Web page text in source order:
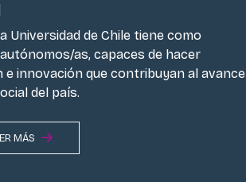
Universidad de Chile tiene como
as, capaces de hacer
innovación que contribuyan al avance
del país.
MÁS